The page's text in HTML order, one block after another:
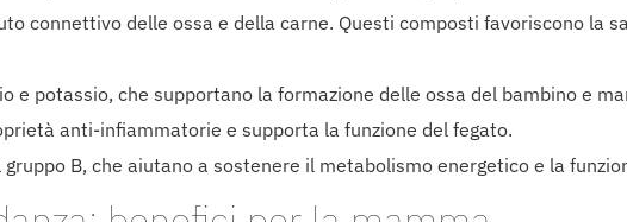
connettivo delle ossa e della carne. Questi composti favoriscono la
e potassio, che supportano la formazione delle ossa del bambino e
anti-infiammatorie e supporta la funzione del fegato.
B, che aiutano a sostenere il metabolismo energetico e la